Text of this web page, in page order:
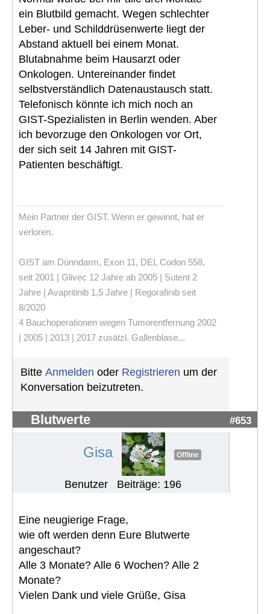
ein Blutbild gemacht. Wegen schlechter
Leber- und Schilddrüsenwerte liegt der
Abstand aktuell bei einem Monat.
Blutabnahme beim Hausarzt oder
Onkologen. Untereinander findet
selbstverständlich Datenaustausch statt.
Telefonisch könnte ich mich noch an
GIST-Spezialisten in Berlin wenden. Aber
ich bevorzuge den Onkologen vor Ort,
der sich seit 14 Jahren mit GIST-
Patienten beschäftigt.
Mein Partner der GIST. Wenn er gewinnt, hat er
verloren.
GIST am Dünndarm, Exon 11, DEL Codon 558,
seit 2001 | Glivec 12 Jahre ab 2005 | Sutent 2
Jahre | Avapritinib 1,5 Jahre | Regorafinib seit
8/2020
4 Bauchoperationen wegen Tumorentfernung 2002
| 2005 | 2013 | 2017 zusätzl. Gallenblase...
Bitte Anmelden oder Registrieren um der
Konversation beizutreten.
Blutwerte #653
Gisa Offline
Benutzer Beiträge: 196
Eine neugierige Frage,
wie oft werden denn Eure Blutwerte
angeschaut?
Alle 3 Monate? Alle 6 Wochen? Alle 2
Monate?
Vielen Dank und viele Grüße, Gisa